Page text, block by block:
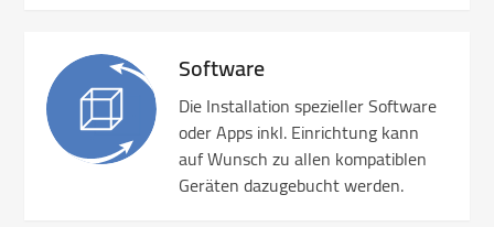
Software
Die Installation spezieller Software
oder Apps inkl. Einrichtung kann
auf Wunsch zu allen kompatiblen
Geräten dazugebucht werden.